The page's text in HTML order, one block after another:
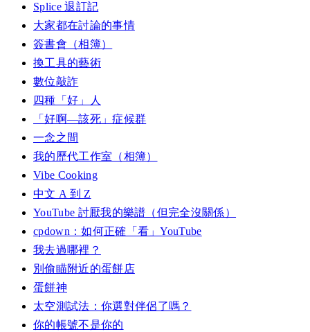
Splice 退訂記
大家都在討論的事情
簽書會（相簿）
換工具的藝術
數位敲詐
四種「好」人
「好啊—該死」症候群
一念之間
我的歷代工作室（相簿）
Vibe Cooking
中文 A 到 Z
YouTube 討厭我的樂譜（但完全沒關係）
cpdown：如何正確「看」YouTube
我去過哪裡？
別偷瞄附近的蛋餅店
蛋餅神
太空測試法：你選對伴侶了嗎？
你的帳號不是你的